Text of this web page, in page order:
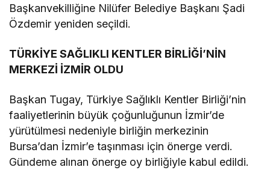
Başkanvekilliğine Nilüfer Belediye Başkanı Şadi
Özdemir yeniden seçildi.
TÜRKİYE SAĞLIKLI KENTLER BİRLİĞİ’NİN
MERKEZİ İZMİR OLDU
Başkan Tugay, Türkiye Sağlıklı Kentler Birliği’nin
faaliyetlerinin büyük çoğunluğunun İzmir’de
yürütülmesi nedeniyle birliğin merkezinin
Bursa’dan İzmir’e taşınması için önerge verdi.
Gündeme alınan önerge oy birliğiyle kabul edildi.